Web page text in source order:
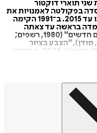
תוארי דוקטור
סורבון, פריז. ב־1975 ייסדה בפקולטה לאמנויות את
הארכיון לאמנות ישראלית וניהלה אותו עד 2015. ב־1991 הקימה
בראשה עד צאתה
לגמלאות ב-1996. בין ספריה: "אופקים חדשים" (1980, רשפים;
מודן), "הצבע בציור
צבע וקומפוזיציה"